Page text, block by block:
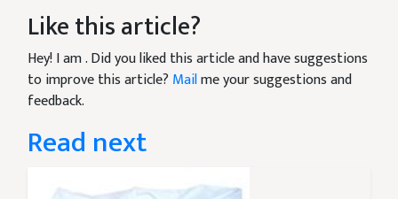
Like this article?
Hey! I am. Did you liked this article and have suggestions
to improve this article? Mailme your suggestions and
feedback.
Read next